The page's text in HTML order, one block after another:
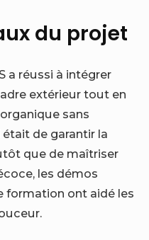
du projet
a réussi à intégrer
extérieur tout en
sans
de garantir la
que de maîtriser
les démos
formation ont aidé les